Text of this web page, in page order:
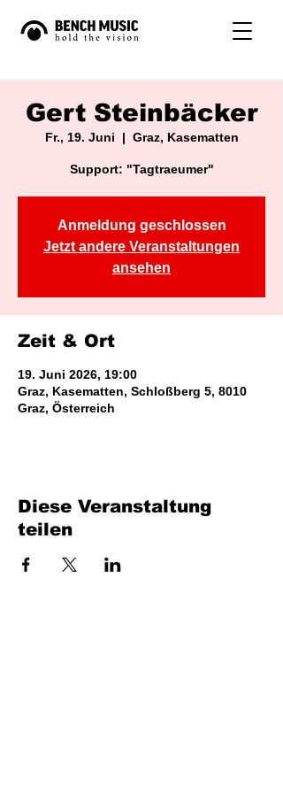
Gert Steinbäcker
Fr., 19. Juni
  |
Graz, Kasematten
Support: "Tagtraeumer"
Anmeldung geschlossen
Jetzt andere Veranstaltungen
ansehen
Zeit & Ort
19. Juni 2026, 19:00
Graz, Kasematten, Schloßberg 5, 8010
Graz, Österreich
Diese Veranstaltung
teilen